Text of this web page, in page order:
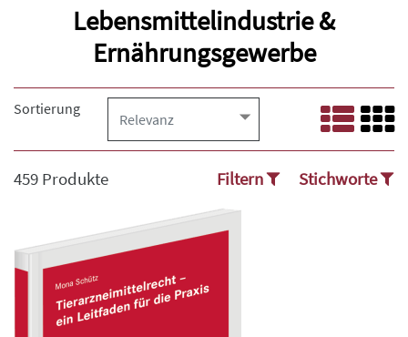
Lebensmittelindustrie &
Ernährungsgewerbe
Sortierung
459 Produkte Stichworte
Filtern